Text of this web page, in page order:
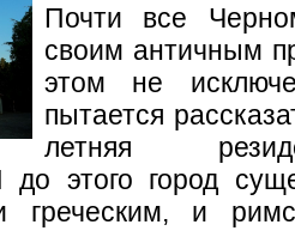
Почти все
своим античным
этом не
пытается
летняя
этого город
и